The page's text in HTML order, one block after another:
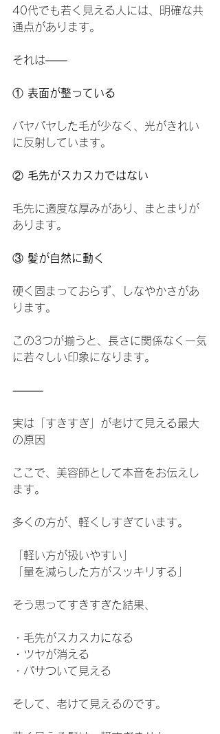
40代でも若く見える人には、明確な共
通点があります。
それは――
① 表面が整っている
パヤパヤした毛が少なく、光がきれい
に反射しています。
② 毛先がスカスカではない
毛先に適度な厚みがあり、まとまりが
あります。
③ 髪が自然に動く
硬く固まっておらず、しなやかさがあ
ります。
この3つが揃うと、長さに関係なく一気
に若々しい印象になります。
⸻
実は「すきすぎ」が老けて見える最大
の原因
ここで、美容師として本音をお伝えし
ます。
多くの方が、軽くしすぎています。
「軽い方が扱いやすい」
「量を減らした方がスッキリする」
そう思ってすきすぎた結果、
・毛先がスカスカになる
・ツヤが消える
・パサついて見える
そして、老けて見えるのです。